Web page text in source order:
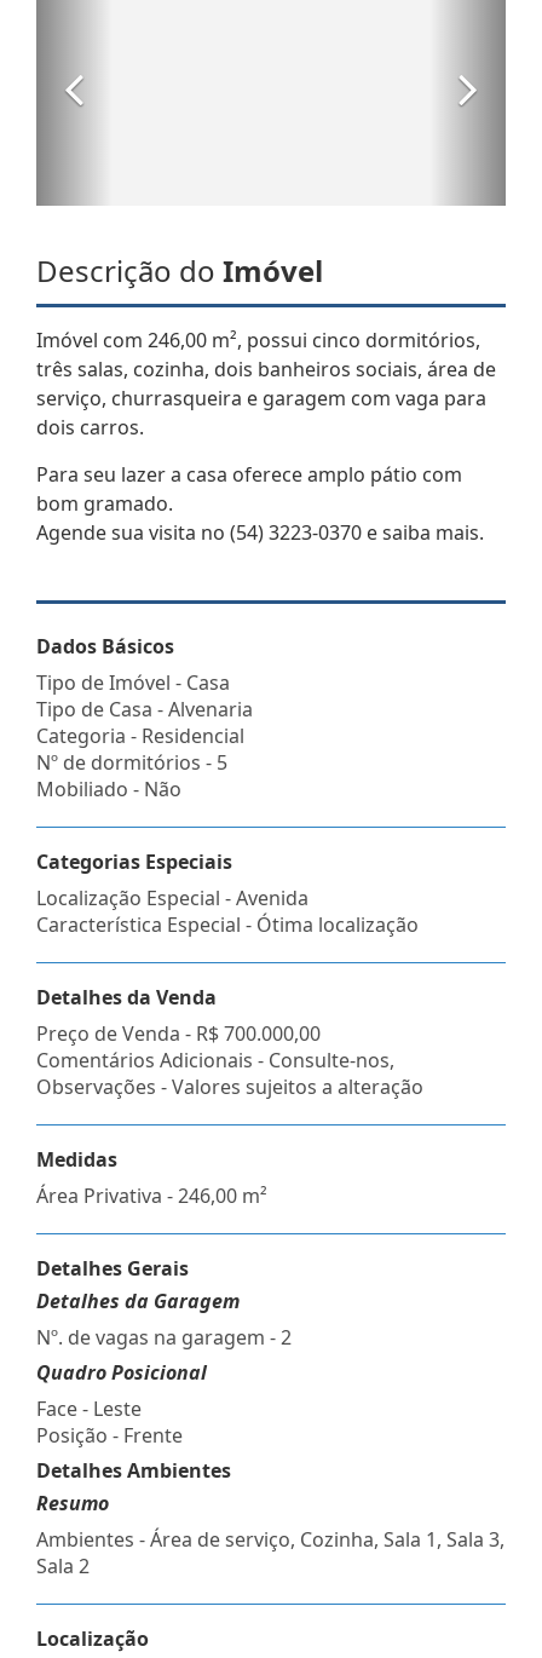
Descrição do Imóvel
Imóvel com 246,00 m², possui cinco dormitórios,
três salas, cozinha, dois banheiros sociais, área de
serviço, churrasqueira e garagem com vaga para
dois carros.
Para seu lazer a casa oferece amplo pátio com
bom gramado.
Agende sua visita no (54) 3223-0370 e saiba mais.
Dados Básicos
Tipo de Imóvel - Casa
Tipo de Casa - Alvenaria
Categoria - Residencial
Nº de dormitórios - 5
Mobiliado - Não
Categorias Especiais
Localização Especial - Avenida
Característica Especial - Ótima localização
Detalhes da Venda
Preço de Venda - R$ 700.000,00
Comentários Adicionais - Consulte-nos,
Observações - Valores sujeitos a alteração
Medidas
Área Privativa - 246,00 m²
Detalhes Gerais
Detalhes da Garagem
Nº. de vagas na garagem - 2
Quadro Posicional
Face - Leste
Posição - Frente
Detalhes Ambientes
Resumo
Ambientes - Área de serviço, Cozinha, Sala 1, Sala 3,
Sala 2
Localização